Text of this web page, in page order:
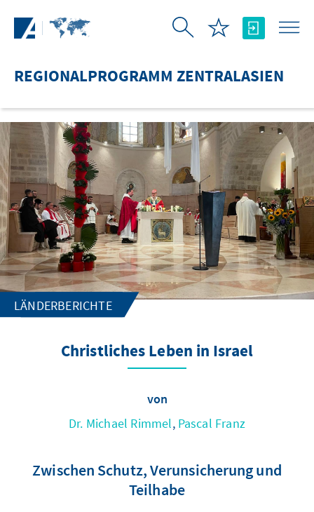
REGIONALPROGRAMM ZENTRALASIEN
LÄNDERBERICHTE
Christliches Leben in Israel
von
Dr. Michael Rimmel, Pascal Franz
Zwischen Schutz, Verunsicherung und
Teilhabe